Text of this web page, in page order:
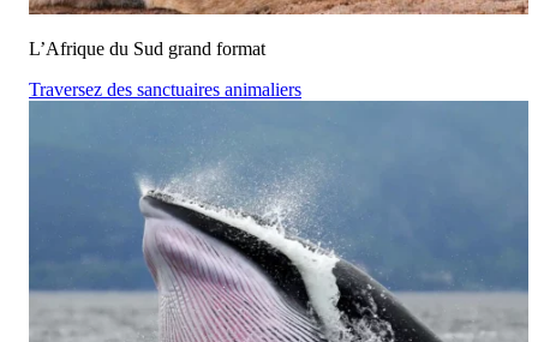
L’Afrique du Sud grand format
Traversez des sanctuaires animaliers